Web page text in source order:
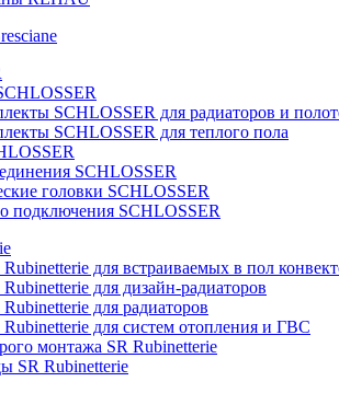
SCHLOSSER для радиаторов и
SCHLOSSER для теплого пола
SCHLOSSER
головки SCHLOSSER
подключения SCHLOSSER
для встраиваемых в пол
для дизайн-радиаторов
для радиаторов
для систем отопления и ГВС
монтажа SR Rubinetterie
SR Rubinetterie